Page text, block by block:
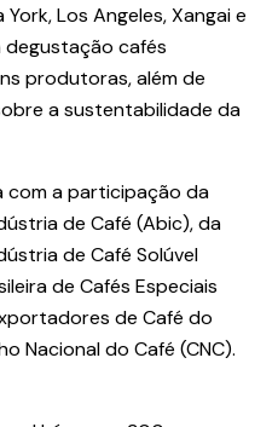
Los Angeles, Xangai e
degustação cafés
produtoras, além de
a sustentabilidade da
a participação da
de Café (Abic), da
de Café Solúvel
de Cafés Especiais
de Café do
Nacional do Café (CNC).